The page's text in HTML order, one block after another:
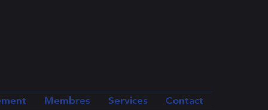
Membres Services Contact